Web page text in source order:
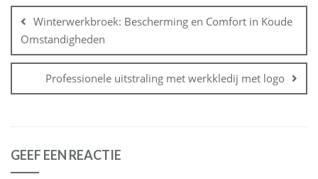
navigatie
Winterwerkbroek: Bescherming en Comfort in Koude
Omstandigheden
Professionele uitstraling met werkkledij met logo
GEEF EEN REACTIE